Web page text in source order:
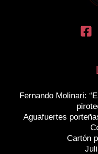
Fernando Molinari:
Aguafuertes
Cartón